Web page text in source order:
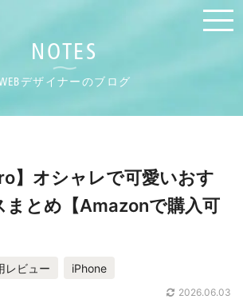
NOTES
デザイナーのブログ
】オシャレで可愛いおす
まとめ【Amazonで購入可
レビュー iPhone
2026.06.03